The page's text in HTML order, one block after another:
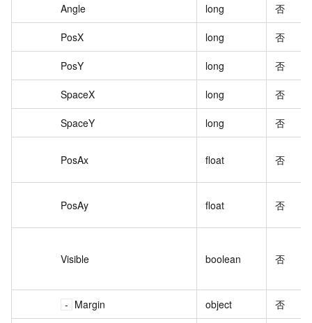
Angle long 否
PosX long 否
PosY long 否
SpaceX long 否
SpaceY long 否
PosAx float 否
PosAy float 否
Visible boolean 否
Margin object 否